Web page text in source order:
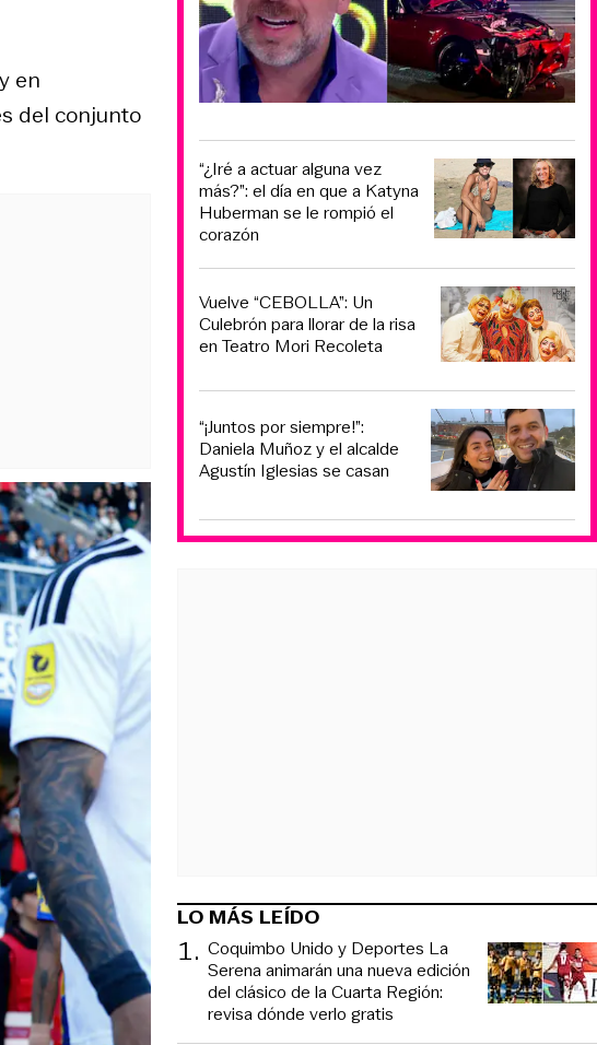
en
del conjunto
“¿Iré a actuar alguna vez
más?”: el día en que a Katyna
Huberman se le rompió el
corazón
Vuelve “CEBOLLA”: Un
Culebrón para llorar de la risa
en Teatro Mori Recoleta
“¡Juntos por siempre!”:
Daniela Muñoz y el alcalde
Agustín Iglesias se casan
LO MÁS LEÍDO
1. Coquimbo Unido y Deportes La
Serena animarán una nueva edición
del clásico de la Cuarta Región:
revisa dónde verlo gratis